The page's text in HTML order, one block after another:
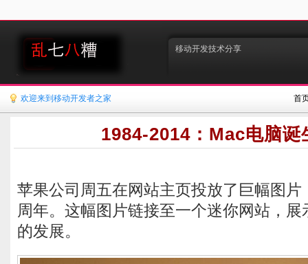
移动开发技术分享
首
欢迎来到移动开发者之家
1984-2014：Mac电脑诞
苹果公司周五在网站主页投放了巨幅图
周年。这幅图片链接至一个迷你网站，
的发展。